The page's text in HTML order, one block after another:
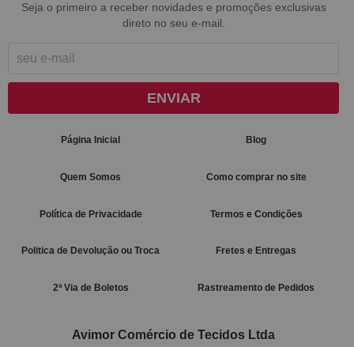
Seja o primeiro a receber novidades e promoções exclusivas
direto no seu e-mail.
ENVIAR
Página Inicial Blog
Quem Somos Como comprar no site
Política de Privacidade Termos e Condições
Politica de Devolução ou Troca Fretes e Entregas
2ª Via de Boletos Rastreamento de Pedidos
Avimor Comércio de Tecidos Ltda